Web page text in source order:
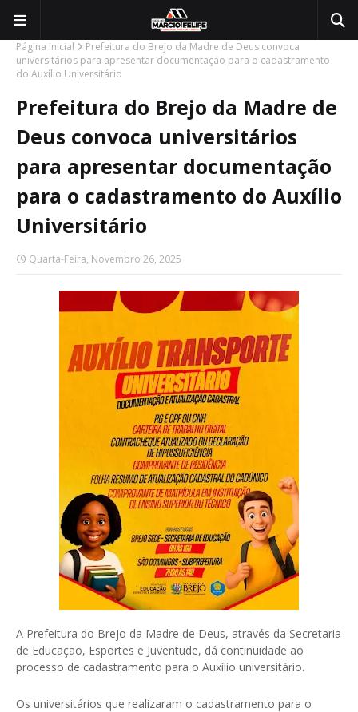
Página inicial
Prefeitura do Brejo da Madre de Deus convoca
universitários para apresentar documentação para o cadastramento
do Auxílio Universitário
Prefeitura do Brejo da Madre de
Deus convoca universitários
para apresentar documentação
para o cadastramento do Auxílio
Universitário
Quarta-Feira, Novembro 26, 2025
A Prefeitura do Brejo da Madre de Deus, através da Secretaria
de Educação, Esportes e Juventude, dá continuidade ao
processo de cadastramento para o Auxílio universitário.
Os universitários que realizaram o cadastramento para o